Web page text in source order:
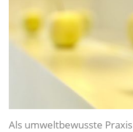
Als umweltbewusste Praxis